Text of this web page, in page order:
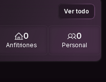
Ver todo
0
Anfitriones
0
Personal